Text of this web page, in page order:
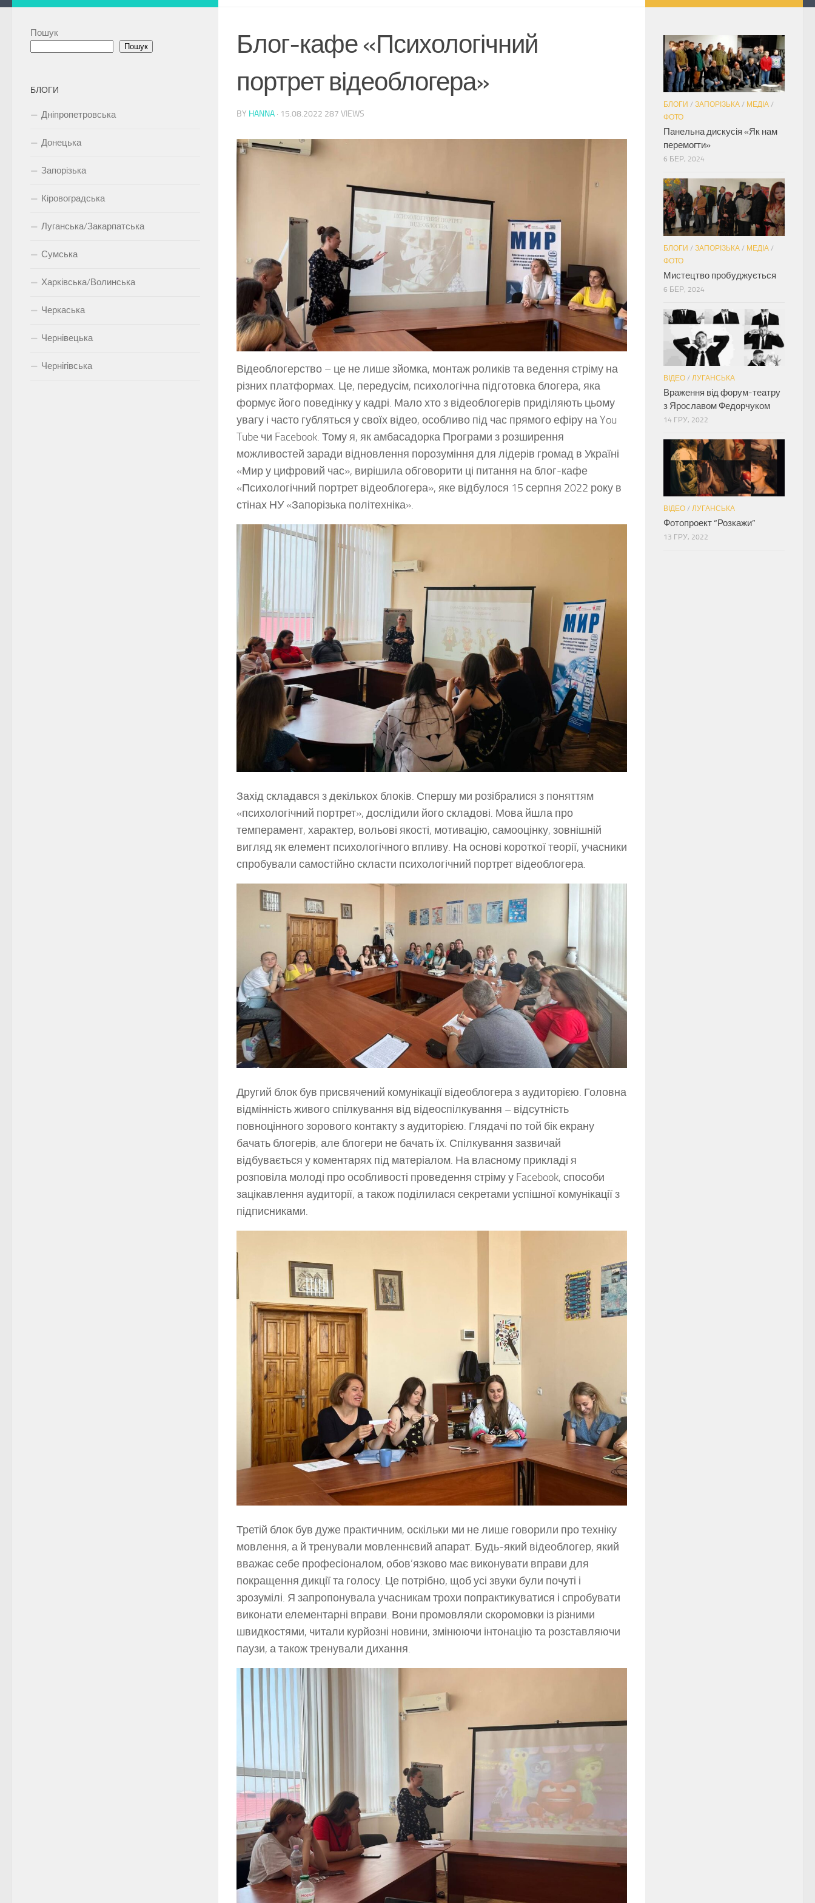
Блог-кафе «Психологічний
портрет відеоблогера»
BY HANNA · 15.08.2022 287 VIEWS
Відеоблогерство – це не лише зйомка, монтаж роликів та ведення стріму на
різних платформах. Це, передусім, психологічна підготовка блогера, яка
формує його поведінку у кадрі. Мало хто з відеоблогерів приділяють цьому
увагу і часто губляться у своїх відео, особливо під час прямого ефіру на You
Tube чи Facebook. Тому я, як амбасадорка Програми з розширення
можливостей заради відновлення порозуміння для лідерів громад в Україні
«Мир у цифровий час», вирішила обговорити ці питання на блог-кафе
«Психологічний портрет відеоблогера», яке відбулося 15 серпня 2022 року в
стінах НУ «Запорізька політехніка».
Захід складався з декількох блоків. Спершу ми розібралися з поняттям
«психологічний портрет», дослідили його складові. Мова йшла про
темперамент, характер, вольові якості, мотивацію, самооцінку, зовнішній
вигляд як елемент психологічного впливу. На основі короткої теорії, учасники
спробували самостійно скласти психологічний портрет відеоблогера.
Другий блок був присвячений комунікації відеоблогера з аудиторією. Головна
відмінність живого спілкування від відеоспілкування – відсутність
повноцінного зорового контакту з аудиторією. Глядачі по той бік екрану
бачать блогерів, але блогери не бачать їх. Спілкування зазвичай
відбувається у коментарях під матеріалом. На власному прикладі я
розповіла молоді про особливості проведення стріму у Facebook, способи
зацікавлення аудиторії, а також поділилася секретами успішної комунікації з
підписниками.
Третій блок був дуже практичним, оскільки ми не лише говорили про техніку
мовлення, а й тренували мовленнєвий апарат. Будь-який відеоблогер, який
вважає себе професіоналом, обов’язково має виконувати вправи для
покращення дикції та голосу. Це потрібно, щоб усі звуки були почуті і
зрозумілі. Я запропонувала учасникам трохи попрактикуватися і спробувати
виконати елементарні вправи. Вони промовляли скоромовки із різними
швидкостями, читали курйозні новини, змінюючи інтонацію та розставляючи
паузи, а також тренували дихання.
Пошук
Пошук
БЛОГИ
Дніпропетровська
Донецька
Запорізька
Кіровоградська
Луганська/Закарпатська
Сумська
Харківська/Волинська
Черкаська
Чернівецька
Чернігівська
БЛОГИ / ЗАПОРІЗЬКА / МЕДІА /
ФОТО
Панельна дискусія «Як нам
перемогти»
6 БЕР, 2024
БЛОГИ / ЗАПОРІЗЬКА / МЕДІА /
ФОТО
Мистецтво пробуджується
6 БЕР, 2024
ВІДЕО / ЛУГАНСЬКА
Враження від форум-театру
з Ярославом Федорчуком
14 ГРУ, 2022
ВІДЕО / ЛУГАНСЬКА
Фотопроект “Розкажи”
13 ГРУ, 2022